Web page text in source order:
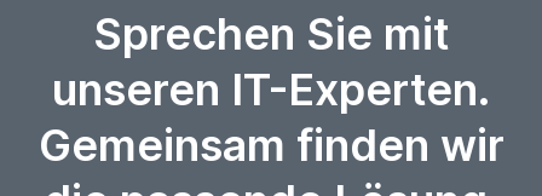
Sprechen Sie mit
unseren IT-Experten.
Gemeinsam finden wir